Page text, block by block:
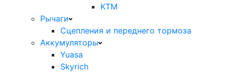
KTM
Рычаги
Сцепления и переднего тормоза
Аккумуляторы
Yuasa
Skyrich